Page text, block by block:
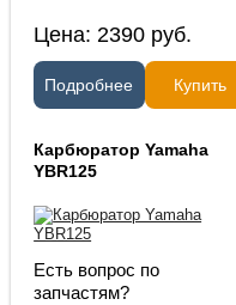
Цена:2390 руб.
Подробнее Купить
Карбюратор Yamaha
YBR125
Есть вопрос по
запчастям?